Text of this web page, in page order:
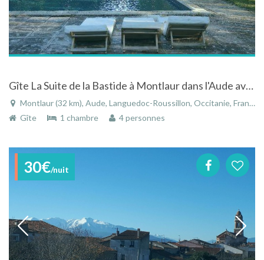
Gîte La Suite de la Bastide à Montlaur dans l'Aude avec piscine et parc romantique
Montlaur (32 km), Aude, Languedoc-Roussillon, Occitanie, France
Gîte
1 chambre 4 personnes
30€/nuit